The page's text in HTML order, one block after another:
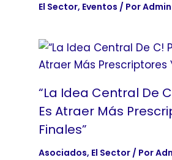
El Sector, Eventos / PorAdmin
“La Idea Central De
Es Atraer Más
Finales”
Asociados, El Sector/ Por